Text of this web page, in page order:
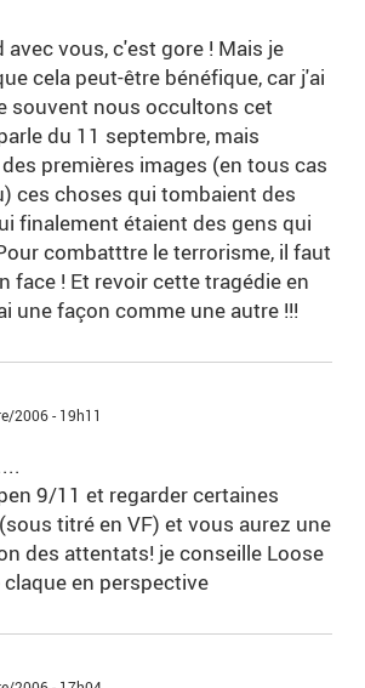
vous, c'est gore ! Mais je
cela peut-être bénéfique, car j'ai
souvent nous occultons cet
du 11 septembre, mais
premières images (en tous cas
ces choses qui tombaient des
finalement étaient des gens qui
combatttre le terrorisme, il faut
face ! Et revoir cette tragédie en
une façon comme une autre !!!
2006 - 19h11
9/11 et regarder certaines
titré en VF) et vous aurez une
des attentats! je conseille Loose
claque en perspective